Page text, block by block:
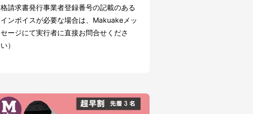
格請求書発行事業者登録番号の記載のある
インボイスが必要な場合は、Makuakeメッ
セージにて実行者に直接お問合せくださ
い）